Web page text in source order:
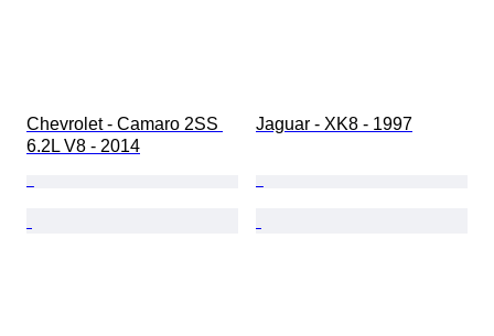
Chevrolet - Camaro 2SS
6.2L V8 - 2014
Jaguar - XK8 - 1997